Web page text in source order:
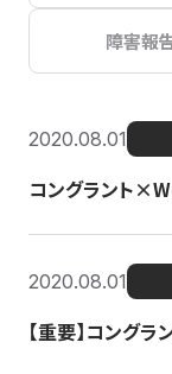
障害報
2020.08.01
コングラント
2020.08.01
【重要】コング